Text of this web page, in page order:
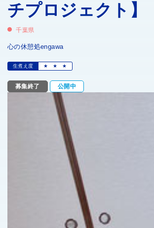
チプロジェクト】
千葉県
心の休憩処engawa
生煮え度 ★ ★ ★
募集終了 公開中